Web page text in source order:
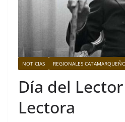
NOTICIAS REGIONALES
Día del
Lectora